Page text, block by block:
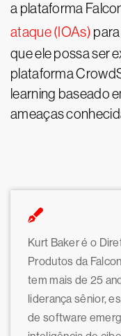
a plataforma
ataque (IOAs)
que ele possa ser
plataforma
learning baseado
ameaças
Kurt Baker é o
Produtos da
tem mais de 25
liderança sênior,
de software